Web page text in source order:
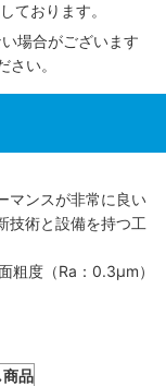
ております。
場合がございます
さい。
マンスが非常に良い
技術と設備を持つ工
粗度（Ra：0.3μm）
性可能
ミー等の放電加工機
商品